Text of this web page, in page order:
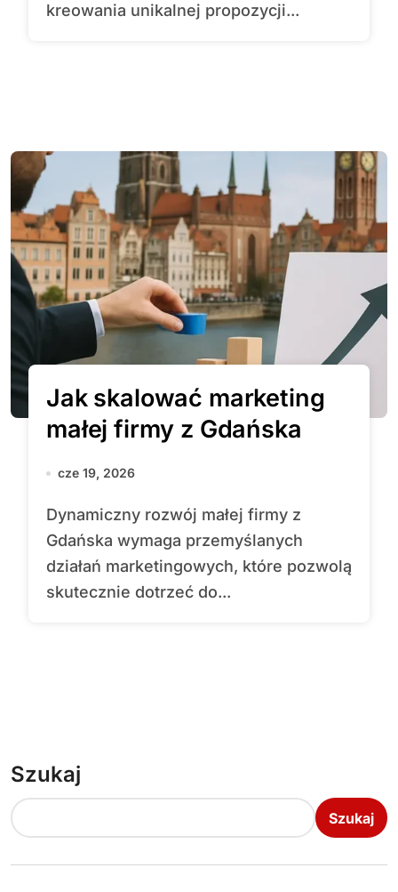
kreowania unikalnej propozycji...
Jak skalować marketing
małej firmy z Gdańska
cze 19, 2026
Dynamiczny rozwój małej firmy z
Gdańska wymaga przemyślanych
działań marketingowych, które pozwolą
skutecznie dotrzeć do...
Szukaj
Szukaj